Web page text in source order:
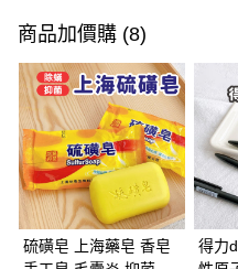
信用卡一次付款
超商取貨付款
LINE Pay
Apple Pay
街口支付
悠遊付
商品加價購 (8)
硫磺皂 上海藥皂 香皂
得力